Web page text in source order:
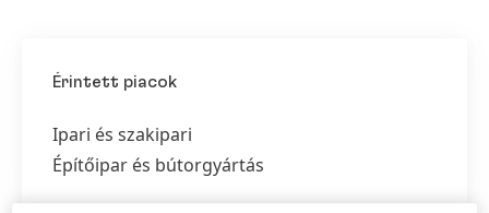
Érintett piacok
Ipari és szakipari
Építőipar és bútorgyártás